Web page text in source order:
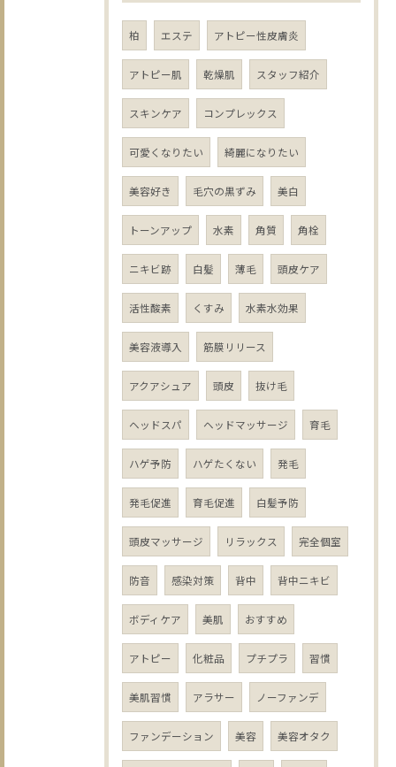
柏 エステ アトピー性皮膚炎
アトピー肌 乾燥肌 スタッフ紹介
スキンケア コンプレックス
可愛くなりたい 綺麗になりたい
美容好き 毛穴の黒ずみ 美白
トーンアップ 水素 角質 角栓
ニキビ跡 白髪 薄毛 頭皮ケア
活性酸素 くすみ 水素水効果
美容液導入 筋膜リリース
アクアシュア 頭皮 抜け毛
ヘッドスパ ヘッドマッサージ 育毛
ハゲ予防 ハゲたくない 発毛
発毛促進 育毛促進 白髪予防
頭皮マッサージ リラックス 完全個室
防音 感染対策 背中 背中ニキビ
ボディケア 美肌 おすすめ
アトピー 化粧品 プチプラ 習慣
美肌習慣 アラサー ノーファンデ
ファンデーション 美容 美容オタク